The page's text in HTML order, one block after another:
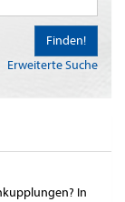
Erweiterte Suche
Finden!
In